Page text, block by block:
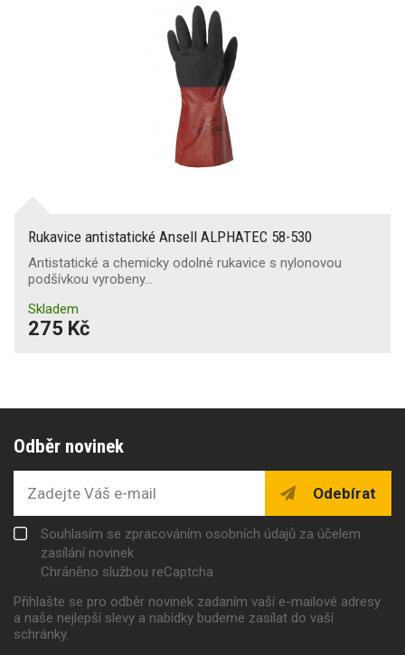
Rukavice antistatické Ansell ALPHATEC 58-530
Antistatické a chemicky odolné rukavice s nylonovou
podšívkou vyrobeny…
Skladem
275 Kč
Odběr novinek
Odebírat
Souhlasím se zpracováním osobních údajů za účelem
zasílání novinek
Chráněno službou reCaptcha
Přihlašte se pro odběr novinek zadaním vaší e-mailové adresy
a naše nejlepší slevy a nabídky budeme zasílat do vaší
schránky.